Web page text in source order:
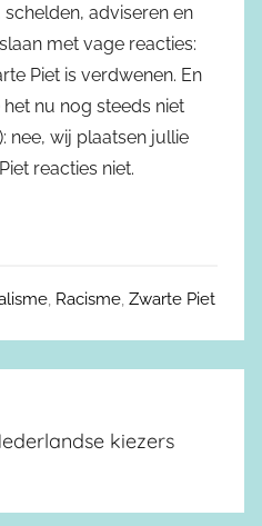
adviseren en
met vage reacties:
Piet is verdwenen. En
nu nog steeds niet
nee, wij plaatsen jullie
reacties niet.
, Racisme, Zwarte Piet
kiezers